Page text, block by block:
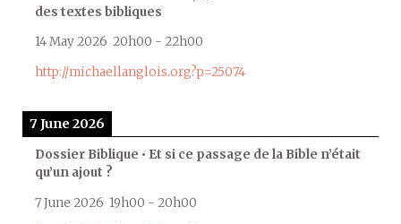
des textes bibliques
14 May 2026 20h00 - 22h00
http://michaellanglois.org?p=25074
7 June 2026
Dossier Biblique • Et si ce passage de la Bible n’était
qu’un ajout ?
7 June 2026 19h00 - 20h00